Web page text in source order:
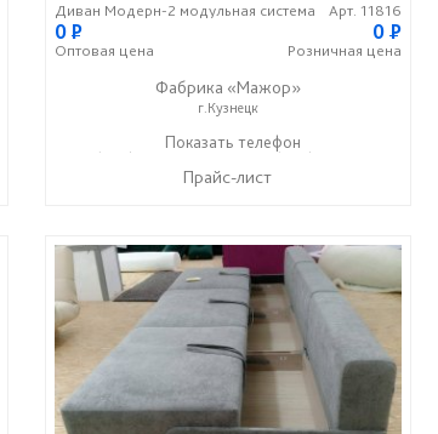
Диван Модерн-2 модульная система Арт. 11816
0P
Оптовая цена
0 P
Розничная цена
Фабрика «Мажор»
г.Кузнецк
+7 (999) 611-98-99 ☎+7 (999) 610-99-95
Показать телефон
Прайс-лист